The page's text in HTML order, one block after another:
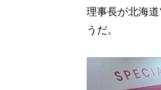
理事長が北海
うだ。